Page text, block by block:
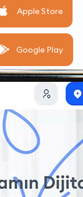
Apple Store
Google Play